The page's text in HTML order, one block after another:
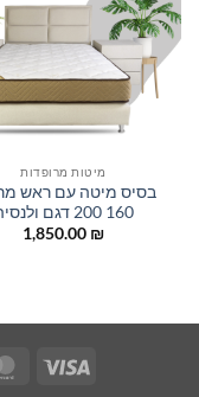
מיטות מרופדות
בסיס מיטה עם ראש
160 200 דגם ולנסיה
1,850.00 ₪
Visa